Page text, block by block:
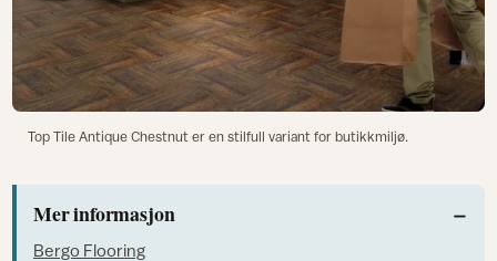
Top Tile Antique Chestnut er en stilfull variant for butikkmiljø.
Mer informasjon
Bergo Flooring